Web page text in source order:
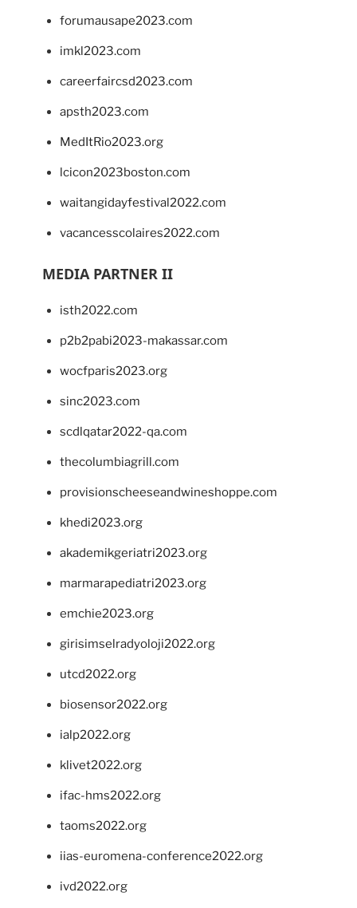
forumausape2023.com
imkl2023.com
careerfaircsd2023.com
apsth2023.com
MedItRio2023.org
lcicon2023boston.com
waitangidayfestival2022.com
vacancesscolaires2022.com
MEDIA PARTNER II
isth2022.com
p2b2pabi2023-makassar.com
wocfparis2023.org
sinc2023.com
scdlqatar2022-qa.com
thecolumbiagrill.com
provisionscheeseandwineshoppe.com
khedi2023.org
akademikgeriatri2023.org
marmarapediatri2023.org
emchie2023.org
girisimselradyoloji2022.org
utcd2022.org
biosensor2022.org
ialp2022.org
klivet2022.org
ifac-hms2022.org
taoms2022.org
iias-euromena-conference2022.org
ivd2022.org